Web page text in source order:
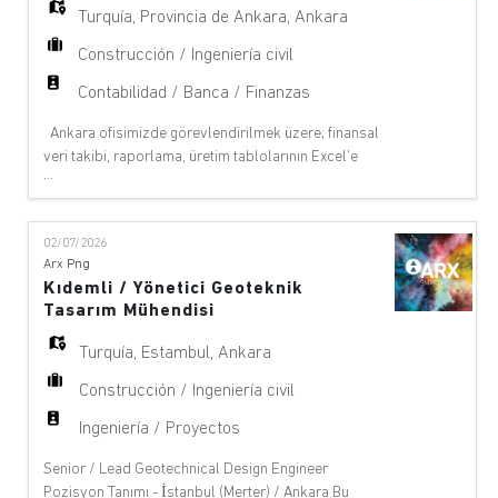
Turquía Provincia de Ankara Ankara
Construcción / Ingeniería civil
Contabilidad / Banca / Finanzas
Ankara ofisimizde görevlendirilmek üzere; finansal
veri takibi, raporlama, üretim tablolarının Excel'e
işlenmesi, fatura ve ödeme süreçlerinin
koordinasyonu ile grup şirketleriyle finansal iletişimi
yürütecek Finans ve İdari İşler Sorumlusu arıyoruz.
Bu pozisyon, klasik muhasebe kayıtlarından ziyade;
finansal verilerin düzenli takibi, raporlanm
02/07/2026
Arx Png
Kıdemli / Yönetici Geoteknik
Tasarım Mühendisi
Turquía Estambul Ankara
Construcción / Ingeniería civil
Ingeniería / Proyectos
Senior / Lead Geotechnical Design Engineer
Pozisyon Tanımı - İstanbul (Merter) / Ankara Bu